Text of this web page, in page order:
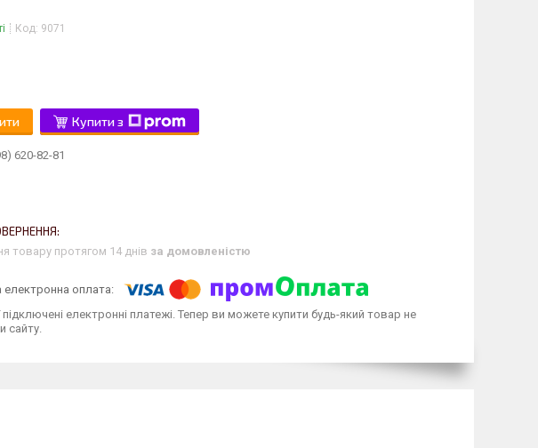
Код: 9071
Купити з
620-82-81
товару протягом 14 днів за домовленістю
підключені електронні платежі. Тепер ви можете купити будь-який товар не
сайту.